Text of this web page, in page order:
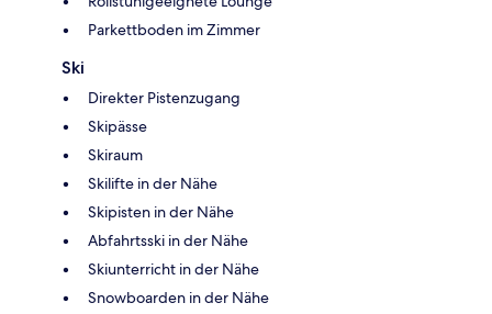
Parkettboden im Zimmer
Ski
Direkter Pistenzugang
Skipässe
Skiraum
Skilifte in der Nähe
Skipisten in der Nähe
Abfahrtsski in der Nähe
Skiunterricht in der Nähe
Snowboarden in der Nähe